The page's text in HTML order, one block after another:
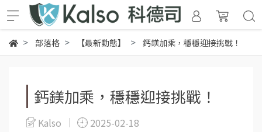
部落格 【最新動態】 鈣鎂加乘，穩穩迎接挑戰！
鈣鎂加乘，穩穩迎接挑戰！
Kalso 2025-02-18